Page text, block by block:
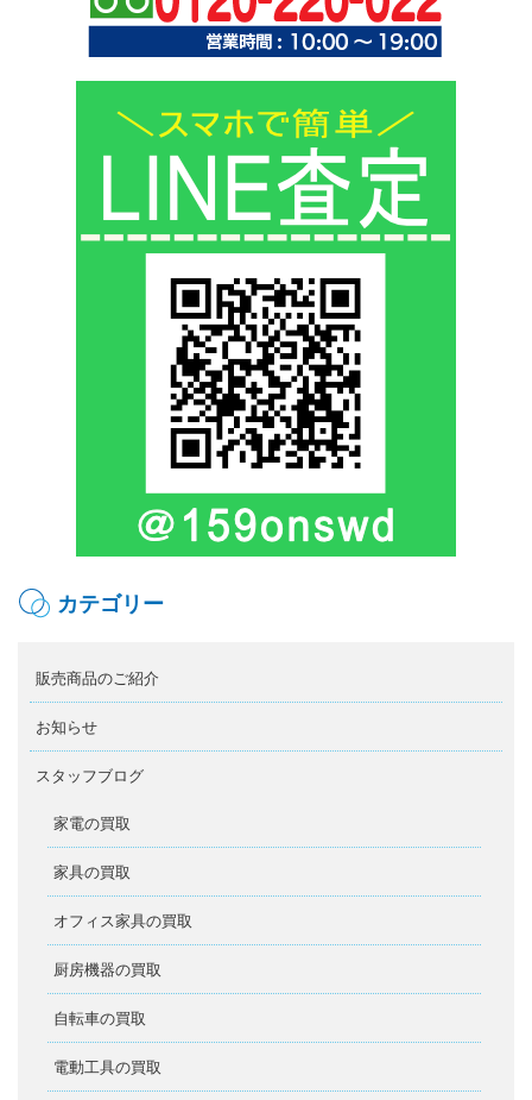
カテゴリー
販売商品のご紹介
お知らせ
スタッフブログ
家電の買取
家具の買取
オフィス家具の買取
厨房機器の買取
自転車の買取
電動工具の買取